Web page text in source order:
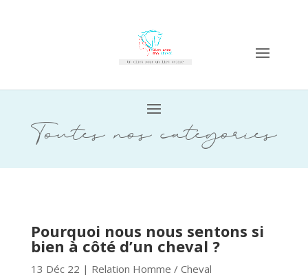
Toutes nos catégories
Pourquoi nous nous sentons si
bien à côté d’un cheval ?
13 Déc 22 | Relation Homme / Cheval